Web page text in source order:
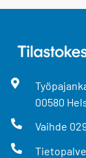
00580
Vaihde